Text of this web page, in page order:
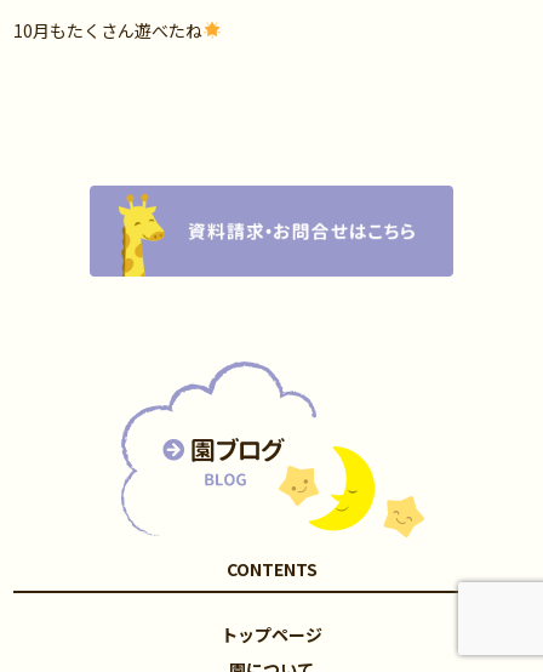
10月もたくさん遊べたね
CONTENTS
トップページ